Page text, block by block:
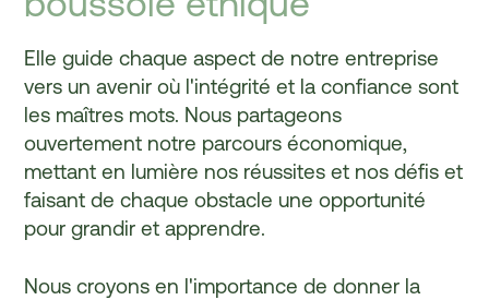
Elle guide chaque aspect de notre entreprise
vers un avenir où l'intégrité et la confiance sont
les maîtres mots. Nous partageons
ouvertement notre parcours économique,
mettant en lumière nos réussites et nos défis et
faisant de chaque obstacle une opportunité
pour grandir et apprendre.
Nous croyons en l'importance de donner la